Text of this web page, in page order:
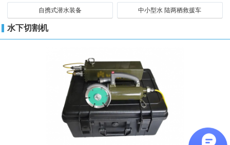
自携式潜水装备 中小型水 陆两栖救援车
水下切割机